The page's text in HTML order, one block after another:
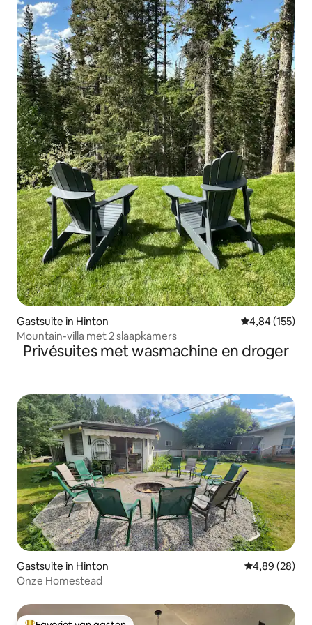
Gastsuite in Hinton Gemiddelde
4,84 (155)
Mountain-villa met 2 slaapkamers
Privésuites met wasmachine en droger
Gastsuite in Hinton Gemiddelde
4,89 (28)
Onze Homestead